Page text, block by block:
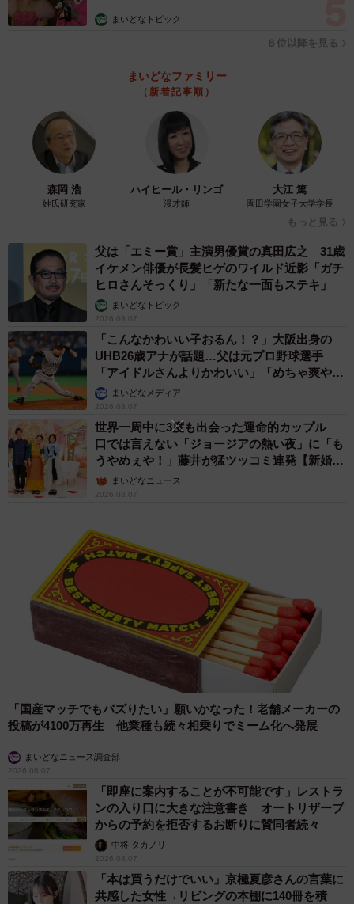
今後、マイナンバーカードが生活する上で必要になると思うか（出典：
最後に、「今後、マイナンバーカードが生活する上で必要
になると思いますか」と聞いたところ、73.3％が「必要に
なると思う」と答えた一方、「必要ないと思う」
（26.63％）と回答した人も一定数見られました。
まいどなトピック
６位以降を見る
まいどなファミリー
（新着記事順）
森岡 浩
姓氏研究家
ハイヒール・リンゴ
漫才師
大江 篤
園田学園女子大学学長
もっと見る
父は「エミー賞」主演男優賞の真田広之 31歳
イケメン俳優が長髪ヒゲのワイルド近影「ガチ
ヒロさんそっくり」「新たな一面もステキ」
まいどなトピック
2026.08.07
「こんなかわいい子おるん！？」大阪出身の
UHB26歳アナが話題…父は元プロ野球選手
「アイドルさんよりかわいい」「めちゃ爽や
か」まいどなメディア
2026.08.07
世界一周中に3度も出会った運命的カップル
口では言えない「ジョージアの熱い夜」に「も
うやめぇや！」藤井が猛ツッコミ連発【新婚さ
ん】まいどなニュース
2026.08.07
「国産マッチでもバズりたい」願いかなった！老舗メーカーの
投稿が4100万再生 他業種も続々相乗りでミーム化へ発展
まいどなニュース調査部
2026.08.07
「即座に案内することが不可能です」レストラ
ンの入り口に大きな注意書き オートリザーブ
からの予約を拒否するお断りに賛同者続々
中将 タカノリ
2026.08.07
「本は買うだけでいい」京極夏彦さんの言葉に
共感した女性→リビングの本棚に140冊を積